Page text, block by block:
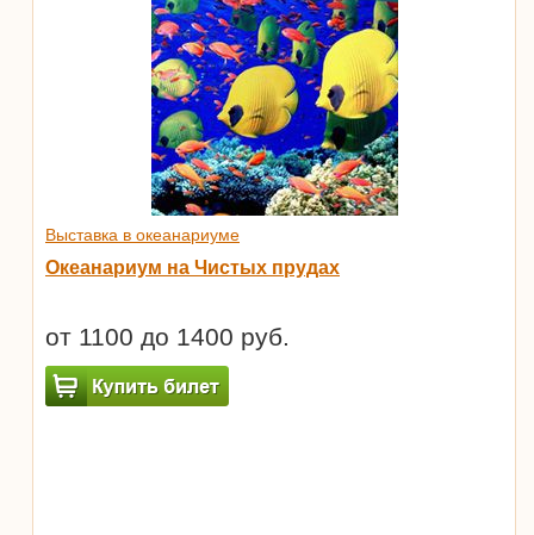
Выставка в океанариуме
Океанариум на Чистых прудах
от 1100 до 1400 руб.